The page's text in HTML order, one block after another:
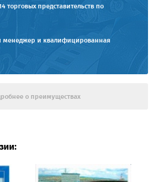
торговых представительств по
менеджер и квалифицированная
о преимуществах